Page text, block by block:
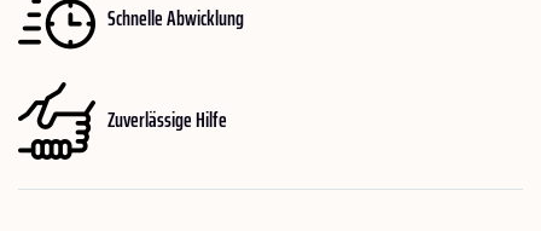
Schnelle Abwicklung
Zuverlässige Hilfe